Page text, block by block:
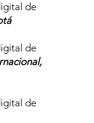
de
de
de